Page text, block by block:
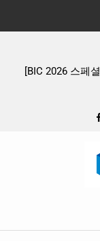
벌 출품 인디 리듬